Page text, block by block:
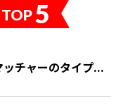
TOP5
チャーのタイプ...